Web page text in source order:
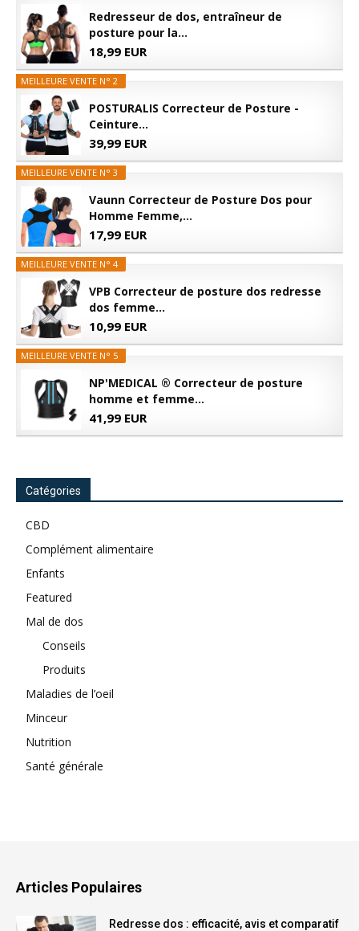
Redresseur de dos, entraîneur de
posture pour la...
18,99 EUR
MEILLEURE VENTE N° 2
POSTURALIS Correcteur de Posture -
Ceinture...
39,99 EUR
MEILLEURE VENTE N° 3
Vaunn Correcteur de Posture Dos pour
Homme Femme,...
17,99 EUR
MEILLEURE VENTE N° 4
VPB Correcteur de posture dos redresse
dos femme...
10,99 EUR
MEILLEURE VENTE N° 5
NP'MEDICAL ® Correcteur de posture
homme et femme...
41,99 EUR
Catégories
CBD
Complément alimentaire
Enfants
Featured
Mal de dos
Conseils
Produits
Maladies de l’oeil
Minceur
Nutrition
Santé générale
Articles Populaires
Redresse dos : efficacité, avis et comparatif